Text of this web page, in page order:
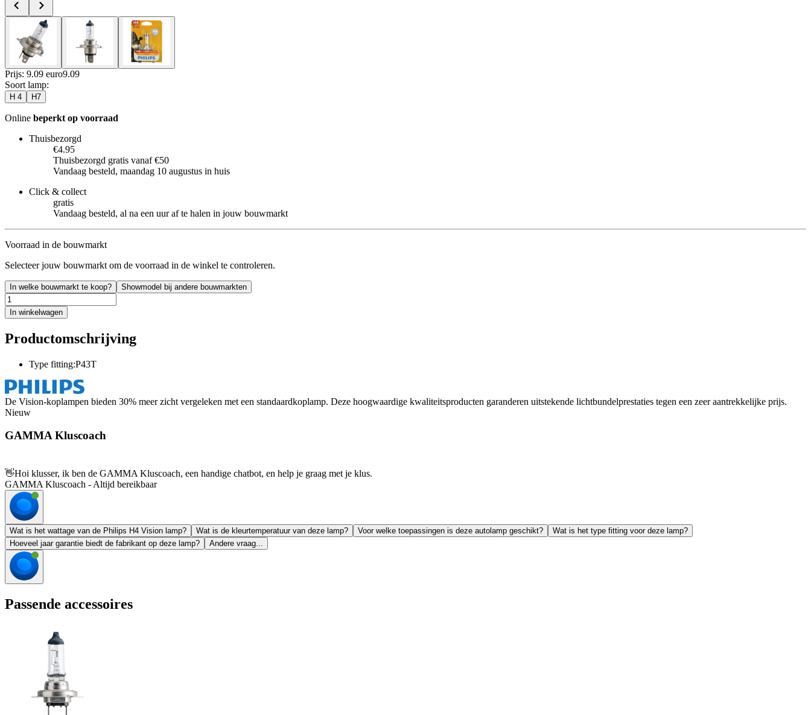
Prijs: 9.09 euro9.09
Soort lamp:
H 4 H7
Online beperkt op voorraad
Thuisbezorgd
€4.95
Thuisbezorgd gratis vanaf €50
Vandaag besteld, maandag 10 augustus in huis
Click & collect
gratis
Vandaag besteld, al na een uur af te halen in jouw bouwmarkt
Voorraad in de bouwmarkt
Selecteer jouw bouwmarkt om de voorraad in de winkel te controleren.
In welke bouwmarkt te koop? Showmodel bij andere bouwmarkten
In winkelwagen
Productomschrijving
Type fitting:P43T
De Vision-koplampen bieden 30% meer zicht vergeleken met een standaardkoplamp. Deze hoogwaardige kwaliteitsproducten garanderen uitstekende lichtbundelprestaties tegen een zeer aantrekkelijke prijs.
Nieuw
GAMMA Kluscoach
👋Hoi klusser, ik ben de GAMMA Kluscoach, een handige chatbot, en help je graag met je klus.
GAMMA Kluscoach - Altijd bereikbaar
Wat is het wattage van de Philips H4 Vision lamp? Wat is de kleurtemperatuur van deze lamp? Voor welke toepassingen is deze autolamp geschikt?
Wat is het type fitting voor deze lamp?
Hoeveel jaar garantie biedt de fabrikant op deze lamp?
Andere vraag...
Passende accessoires